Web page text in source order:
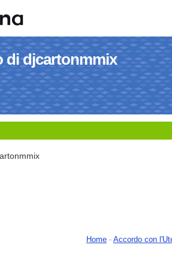
di djcartonmmix
Home - Accordo con